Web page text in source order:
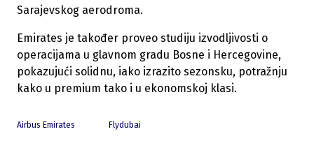
Sarajevskog aerodroma.
Emirates je također proveo studiju izvodljivosti o
operacijama u glavnom gradu Bosne i Hercegovine,
pokazujući solidnu, iako izrazito sezonsku, potražnju
kako u premium tako i u ekonomskoj klasi.
Airbus Emirates Flydubai